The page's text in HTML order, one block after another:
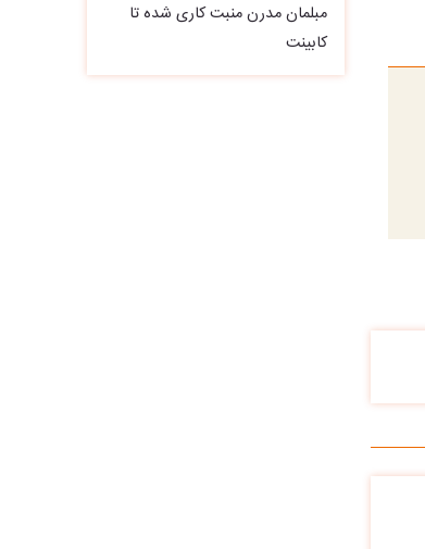
مبلمان مدرن منبت‌ کاری‌ شده تا
کابینت